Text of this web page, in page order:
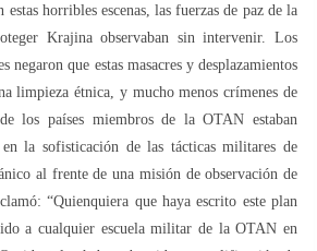
estas horribles escenas, las fuerzas de paz de la
Krajina observaban sin intervenir. Los
negaron que estas masacres y desplazamientos
limpieza étnica, y mucho menos crímenes de
los países miembros de la OTAN estaban
en la sofisticación de las tácticas militares de
al frente de una misión de observación de
“Quienquiera que haya escrito este plan
a cualquier escuela militar de la OTAN en